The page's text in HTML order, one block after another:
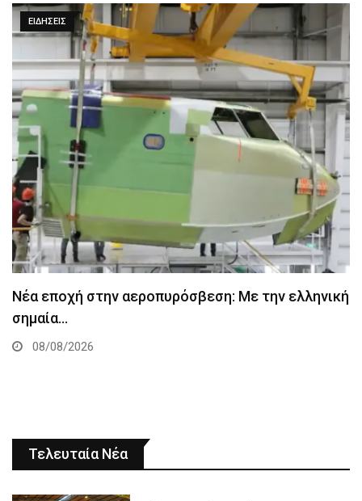
ΕΙΔΉΣΕΙΣ
Νέα εποχή στην αεροπυρόσβεση: Με την ελληνική
σημαία…
08/08/2026
Τελευταία Νέα